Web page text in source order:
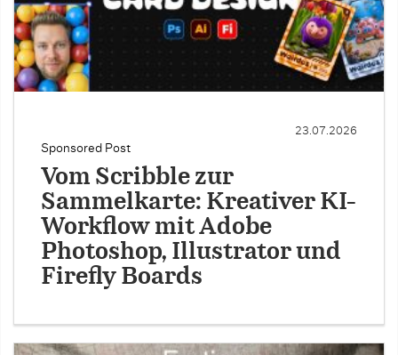
Sponsored Post
23.07.2026
Vom Scribble zur
Sammelkarte: Kreativer KI-
Workflow mit Adobe
Photoshop, Illustrator und
Firefly Boards